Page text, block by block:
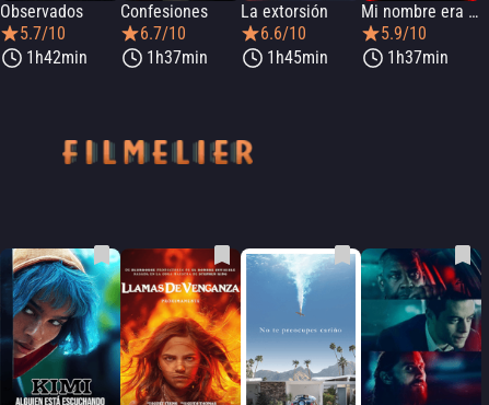
Observados
5.7/10
1h42min
Confesiones
6.7/10
1h37min
La extorsión
6.6/10
1h45min
Mi nombre era Eileen
5.9/10
1h37min